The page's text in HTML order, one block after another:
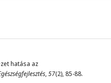
hatása az
,57(2), 85-88.